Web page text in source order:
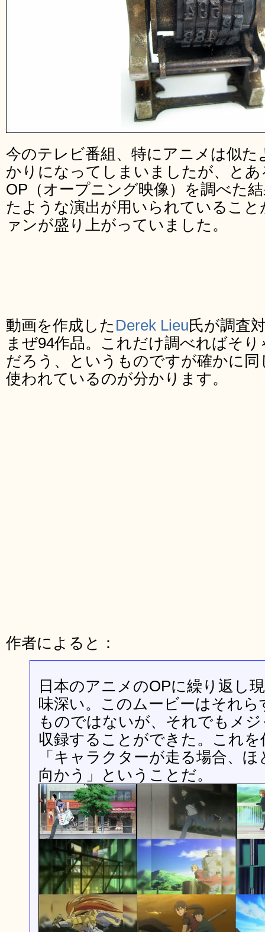
今のテレビ番組、特にアニメは似
かりになってしまいましたが、と
OP（オープニング映像）を調べた
たような演出が用いられているこ
ァンが盛り上がっていました。
動画を作成した Derek Lieu氏が調査
まぜ94作品。これだけ調べればそ
だろう、というものですが確かに
使われているのが分かります。
作者によると：
日本のアニメのOPに繰り返し
味深い。このムービーはそれ
ものではないが、それでもメ
収録することができた。これ
「キャラクターが走る場合、
向かう」ということだ。